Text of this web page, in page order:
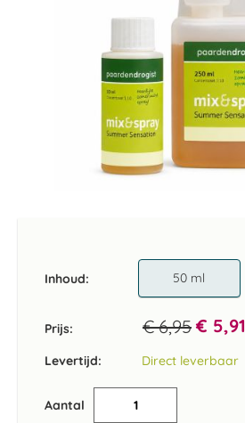
Inhoud 50 ml
Prijs: € 6,95 € 5,91
Levertijd: Direct leverbaar
Aantal
gallerij